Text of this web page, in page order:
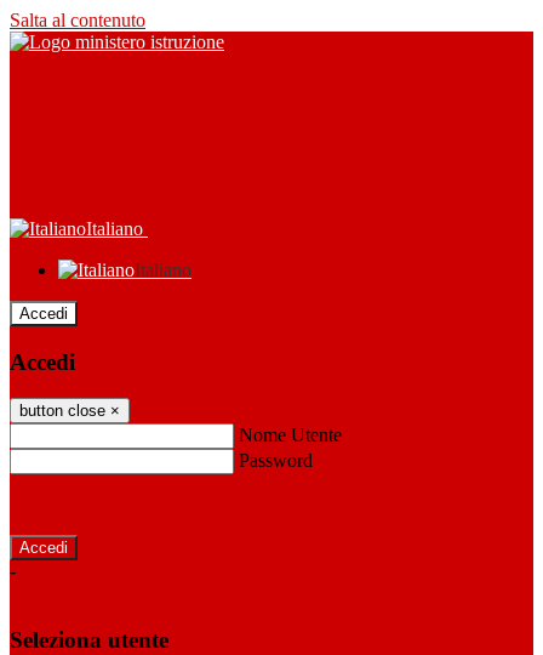
Salta al contenuto
Italiano
Italiano
Accedi
Accedi
button close ×
Nome Utente
Password
-
Seleziona utente